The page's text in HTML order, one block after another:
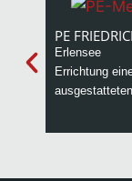
PE
Erlensee
Errichtung